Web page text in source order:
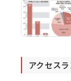
アクセス